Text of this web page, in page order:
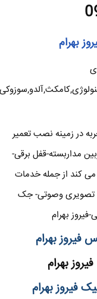
بهرام
در زمینه نصب تعمیر
مداربسته-قفل برقی-
می کند از جمله خدمات
تصویری وصوتی- جک
فیروز بهرام
فیروز بهرام
بهرام
فیروز بهرام